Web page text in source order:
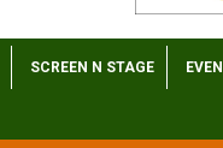
SCREEN N STAGE